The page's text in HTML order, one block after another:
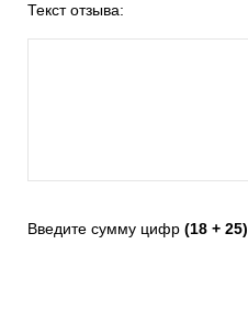
Текст отзыва:
Введите сумму цифр (18 + 25)